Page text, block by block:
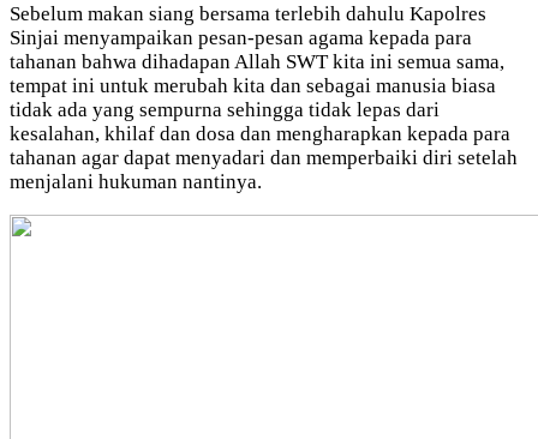
Sebelum makan siang bersama terlebih dahulu Kapolres
Sinjai menyampaikan pesan-pesan agama kepada para
tahanan bahwa dihadapan Allah SWT kita ini semua sama,
tempat ini untuk merubah kita dan sebagai manusia biasa
tidak ada yang sempurna sehingga tidak lepas dari
kesalahan, khilaf dan dosa dan mengharapkan kepada para
tahanan agar dapat menyadari dan memperbaiki diri setelah
menjalani hukuman nantinya.